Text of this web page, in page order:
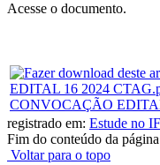
Acesse o documento.
CONVOCAÇÃO
registrado em: Estude no
Fim do conteúdo da página
Voltar para o topo